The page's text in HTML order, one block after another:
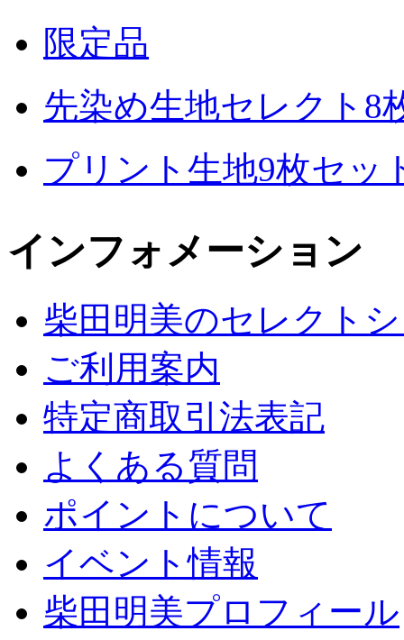
限定品
先染め生地セレクト8
プリント生地9枚セッ
インフォメーション
柴田明美のセレクト
ご利用案内
特定商取引法表記
よくある質問
ポイントについて
イベント情報
柴田明美プロフィール